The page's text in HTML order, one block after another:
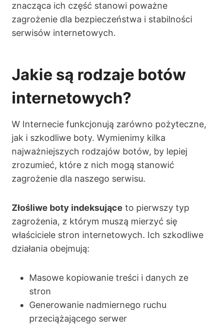
znacząca ich część stanowi poważne
zagrożenie dla bezpieczeństwa i stabilności
serwisów internetowych.
Jakie są rodzaje botów
internetowych?
W Internecie funkcjonują zarówno pożyteczne,
jak i szkodliwe boty. Wymienimy kilka
najważniejszych rodzajów botów, by lepiej
zrozumieć, które z nich mogą stanowić
zagrożenie dla naszego serwisu.
Złośliwe boty indeksujące to pierwszy typ
zagrożenia, z którym muszą mierzyć się
właściciele stron internetowych. Ich szkodliwe
działania obejmują:
Masowe kopiowanie treści i danych ze
stron
Generowanie nadmiernego ruchu
przeciążającego serwer